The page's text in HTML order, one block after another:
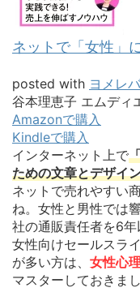
ネットで「女性」
posted with ヨメレバ
谷本理恵子 エムディ
Amazonで購入
Kindleで購入
インターネット上で
ための文章とデザイ
ネットで売れやすい
ね。女性と男性では
社の通販責任者を6
女性向けセールスラ
が多い方は、 女性心
マスターしておきまし